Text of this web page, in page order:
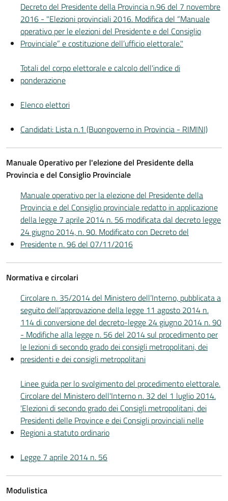
Decreto del Presidente della Provincia n.96 del 7 novembre
2016 - "Elezioni provinciali 2016. Modifica del “Manuale
operativo per le elezioni del Presidente e del Consiglio
Provinciale” e costituzione dell’ufficio elettorale."
Totali del corpo elettorale e calcolo dell'indice di
ponderazione
Elenco elettori
Candidati: Lista n.1 (Buongoverno in Provincia - RIMINI)
Manuale Operativo per l'elezione del Presidente della
Provincia e del Consiglio Provinciale
Manuale operativo per la elezione del Presidente della
Provincia e del Consiglio provinciale redatto in applicazione
della legge 7 aprile 2014 n. 56 modificata dal decreto legge
24 giugno 2014, n. 90. Modificato con Decreto del
Presidente n. 96 del 07/11/2016
Normativa e circolari
Circolare n. 35/2014 del Ministero dell’Interno, pubblicata a
seguito dell’approvazione della legge 11 agosto 2014 n.
114 di conversione del decreto-legge 24 giugno 2014 n. 90
- Modifiche alla legge n. 56 del 2014 sul procedimento per
le lezioni di secondo grado dei consigli metropolitani, dei
presidenti e dei consigli metropolitani
Linee guida per lo svolgimento del procedimento elettorale.
Circolare del Ministero dell'Interno n. 32 del 1 luglio 2014.
'Elezioni di secondo grado dei Consigli metropolitani, dei
Presidenti delle Province e dei Consigli provinciali nelle
Regioni a statuto ordinario
Legge 7 aprile 2014 n. 56
Modulistica